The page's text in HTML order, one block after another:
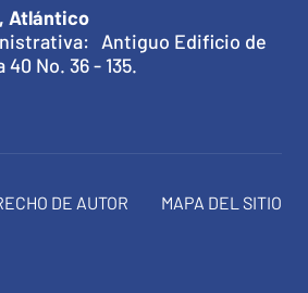
Atlántico
Antiguo Edificio de
40 No. 36 - 135.
DE AUTOR
MAPA DEL SITIO